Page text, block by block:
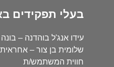
בעלי תפקידים
עידו אנג'ל בוהדנה –
שלומית בן צור –
חווית המשתמש/ת